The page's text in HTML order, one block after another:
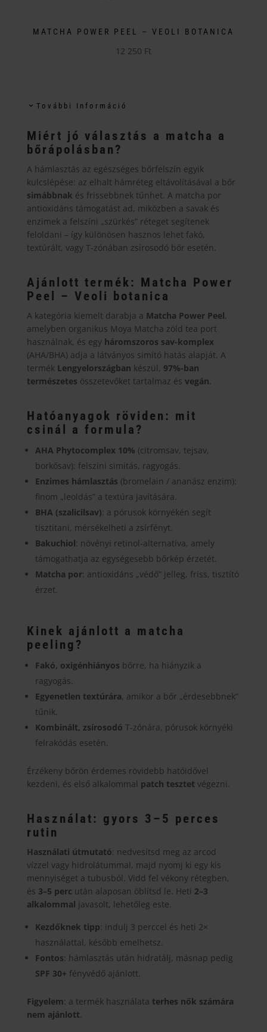
MATCHA POWER PEEL – VEOLI BOTANICA
12 250 Ft
További Információ
Miért jó választás a matcha a
bőrápolásban?
A hámlasztás az egészséges bőrfelszín egyik
kulcslépése: az elhalt hámréteg eltávolításával a bőr
simábbnak és frissebbnek tűnhet. A matcha por
antioxidáns támogatást ad, miközben a savak és
enzimek a felszíni „szürkés” réteget segítenek
feloldani – így különösen hasznos lehet fakó,
textúrált, vagy T-zónában zsírosodó bőr esetén.
Ajánlott termék: Matcha Power
Peel – Veoli botanica
A kategória kiemelt darabja a Matcha Power Peel,
amelyben organikus Moya Matcha zöld tea port
használnak, és egy háromszoros sav-komplex
(AHA/BHA) adja a látványos simító hatás alapját. A
termék Lengyelországban készül, 97%-ban
természetes összetevőket tartalmaz és vegán
Hatóanyagok röviden: mit
csinál a formula?
AHA Phytocomplex 10% (citromsav, tejsav,
borkősav): felszíni simítás, ragyogás.
Enzimes hámlasztás (bromelain / ananász enzim):
finom „leoldás” a textúra javítására.
BHA (szalicilsav): a pórusok környékén segít
tisztítani, mérsékelheti a zsírfényt.
Bakuchiol: növényi retinol-alternatíva, amely
támogathatja az egységesebb bőrkép érzetét.
Matcha por: antioxidáns „védő” jelleg, friss, tisztító
érzet.
Kinek ajánlott a matcha
peeling?
Fakó, oxigénhiányos bőrre, ha hiányzik a
ragyogás.
Egyenetlen textúrára, amikor a bőr „érdesebbnek”
tűnik.
Kombinált, zsírosodó T-zónára, pórusok környéki
felrakódás esetén.
Érzékeny bőrön érdemes rövidebb hatóidővel
kezdeni, és első alkalommal patch tesztet végezni.
Használat: gyors 3–5 perces
rutin
Használati útmutató: nedvesítsd meg az arcod
vízzel vagy hidrolátummal, majd nyomj ki egy kis
mennyiséget a tubusból. Vidd fel vékony rétegben,
és 3–5 perc után alaposan öblítsd le. Heti 2–3
alkalommal javasolt, lehetőleg este.
Kezdőknek tipp: indulj 3 perccel és heti 2×
használattal, később emelhetsz.
Fontos: hámlasztás után hidratálj, másnap pedig
SPF 30+ fényvédő ajánlott.
Figyelem: a termék használata terhes nők számára
nem ajánlott